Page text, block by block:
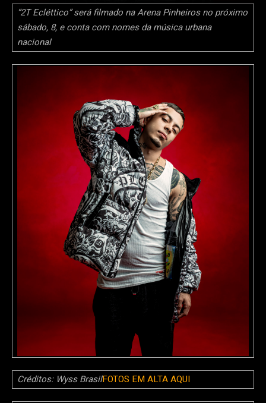
“2T Ecléttico” será filmado na Arena Pinheiros no próximo
sábado, 8, e conta com nomes da música urbana
nacional
Créditos: Wyss BrasilFOTOS EM ALTA AQUI